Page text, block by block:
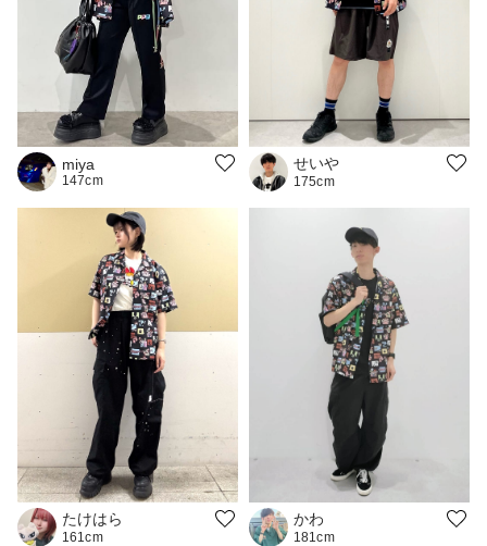
miya
147cm
せいや
175cm
たけはら
161cm
かわ
181cm